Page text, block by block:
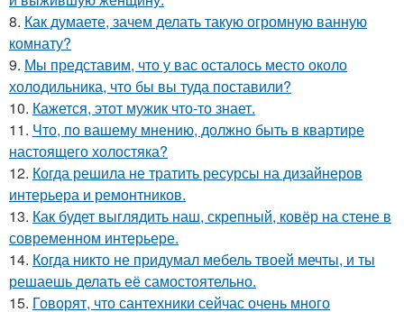
8. Как думаете, зачем делать такую огромную ванную
комнату?
9. Мы представим, что у вас осталось место около
холодильника, что бы вы туда поставили?
10. Кажется, этот мужик что-то знает.
11. Что, по вашему мнению, должно быть в квартире
настоящего холостяка?
12. Когда решила не тратить ресурсы на дизайнеров
интерьера и ремонтников.
13. Как будет выглядить наш, скрепный, ковёр на стене в
современном интерьере.
14. Когда никто не придумал мебель твоей мечты, и ты
решаешь делать её самостоятельно.
15. Говорят, что сантехники сейчас очень много